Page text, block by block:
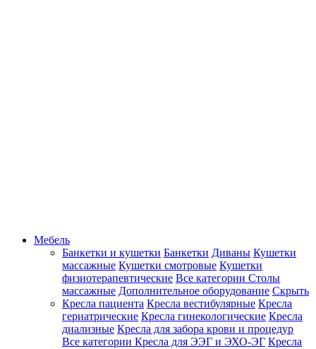
Мебель
Банкетки и кушетки Банкетки Диваны Кушетки
массажные Кушетки смотровые Кушетки
физиотерапевтические Все категории Столы
массажные Дополнительное оборудование Скрыть
Кресла пациента Кресла вестибулярные Кресла
гериатрические Кресла гинекологические Кресла
диализные Кресла для забора крови и процедур
Все категории Кресла для ЭЭГ и ЭХО-ЭГ Кресла